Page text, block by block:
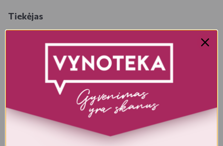
Tiekėjas
Paupio g. 28 , Vilnius , Lietuva
Realios prekės išvaizda gali šiek tiek skirtis nuo esančios nuotraukoje.
Prekės, kurias gausite, gali būti kitokioje pakuotėje bei kitokios
išvaizdos ar formos. Informacija produkto aprašyme, kuri pateikiama
elektroninėje parduotuvėje, yra bendro pobūdžio, todėl nėra tapati
informacijai, nurodomai ant produkto pakuotės. Ant produkto
pakuotės nurodoma informacija yra išsamesnė ir gali šiek tiek skirtis
nuo informacijos, nurodomos elektroninėje parduotuvėje pateiktų